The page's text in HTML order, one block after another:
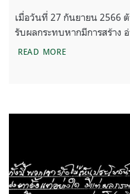
เมื่อวันที่ 27 กันยายน 2566
รับผลกระทบหากมีการสร้าง
READ MOREชาวพุระกำ ยื่นห